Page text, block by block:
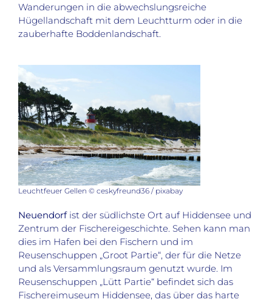
Wanderungen in die abwechslungsreiche
Hügellandschaft mit dem Leuchtturm oder in die
zauberhafte Boddenlandschaft.
Leuchtfeuer Gellen © ceskyfreund36 / pixabay
Neuendorfist der südlichste Ort auf Hiddensee und
Zentrum der Fischereigeschichte. Sehen kann man
dies im Hafen bei den Fischern und im
Reusenschuppen „Groot Partie“, der für die Netze
und als Versammlungsraum genutzt wurde. Im
Reusenschuppen „Lütt Partie“ befindet sich das
Fischereimuseum Hiddensee, das über das harte